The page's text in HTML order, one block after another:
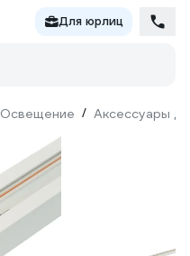
Для юрлиц
Освещение / Аксессуары